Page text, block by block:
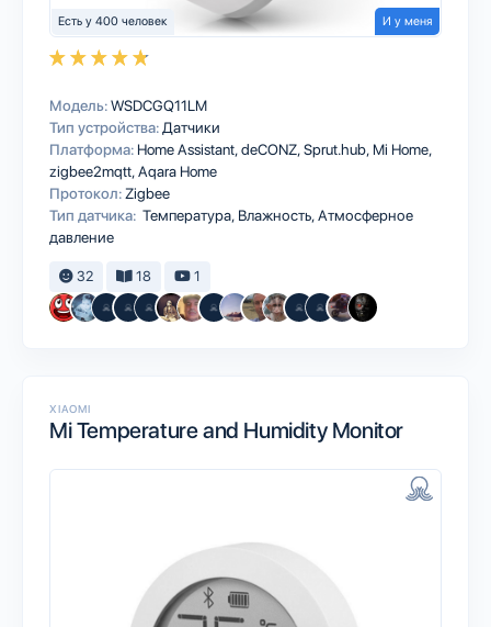
Есть у 400 человек И у меня
Модель:WSDCGQ11LM
Тип устройства: Датчики
Платформа: Home AssistantdeCONZSprut.hub Mi Home
zigbee2mqttAqara Home
Протокол: Zigbee
Тип датчика: Температура, Влажность, Атмосферное
давление
32 18 1
XIAOMI
Mi Temperature and Humidity Monitor